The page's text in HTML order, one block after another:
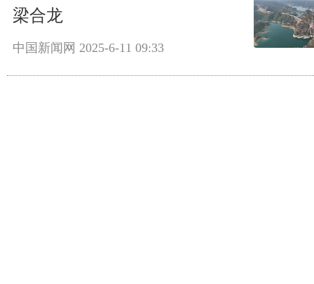
梁合龙
中国新闻网 2025-6-11 09:33